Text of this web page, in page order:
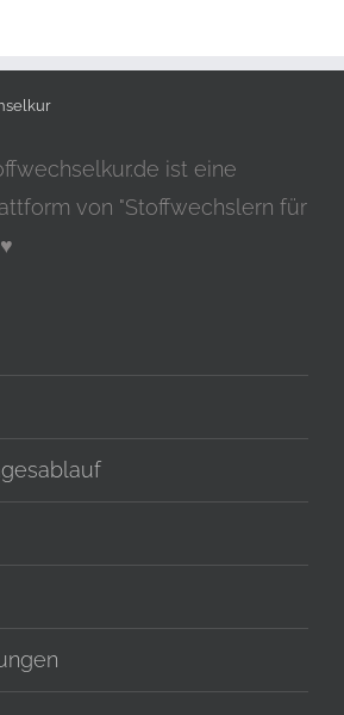
ist eine
von "Stoffwechslern für